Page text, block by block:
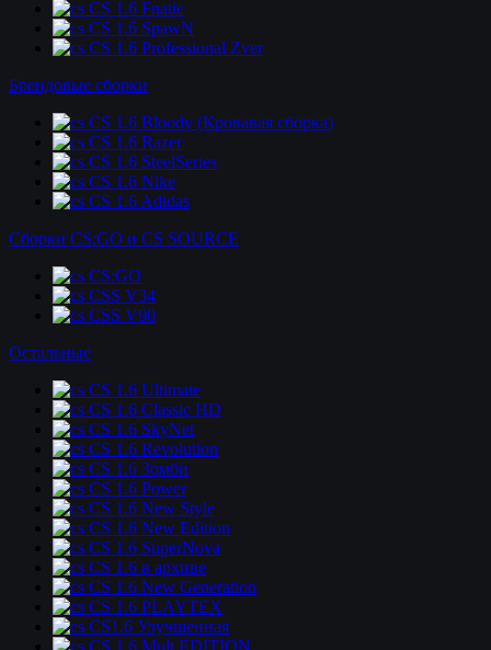
CS 1.6 Fnatic
CS 1.6 SpawN
CS 1.6 Professional Zver
Брендовые сборки
CS 1.6 Bloody (Кровавая сборка)
CS 1.6 Razer
CS 1.6 SteelSeries
CS 1.6 Nike
CS 1.6 Adidas
Сборки CS:GO и CS SOURCE
CS:GO
CSS V34
CSS V90
Остальные
CS 1.6 Ultimate
CS 1.6 Classic HD
CS 1.6 SkyNet
CS 1.6 Revolution
CS 1.6 Зомби
CS 1.6 Power
CS 1.6 New Style
CS 1.6 New Edition
CS 1.6 SuperNova
CS 1.6 в архиве
CS 1.6 New Generation
CS 1.6 PLAYTEX
CS1.6 Улучшенная
CS 1.6 Mult EDITION